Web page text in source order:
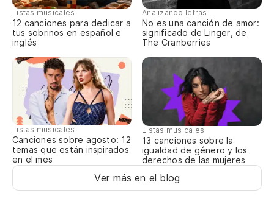
Listas musicales
12 canciones para dedicar a
tus sobrinos en español e
inglés
Analizando letras
No es una canción de amor:
significado de Linger, de
The Cranberries
Listas musicales
Canciones sobre agosto: 12
temas que están inspirados
en el mes
Listas musicales
13 canciones sobre la
igualdad de género y los
derechos de las mujeres
Ver más en el blog